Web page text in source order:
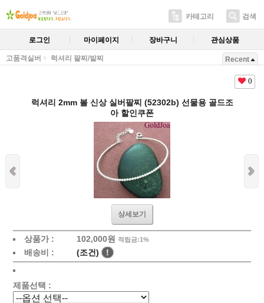
카테고리 검색
로그인 마이페이지 장바구니 관심상품
고품격실버 럭셔리 팔찌/발찌 Recent
0
럭셔리 2mm 볼 신상 실버팔찌 (52302b) 선물용 골드조
아 할인쿠폰
상세보기
상품가 : 102,000원 적립금:1%
배송비 : (조건) !
제품선택 :